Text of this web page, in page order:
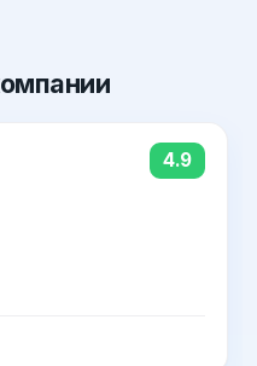
4.9